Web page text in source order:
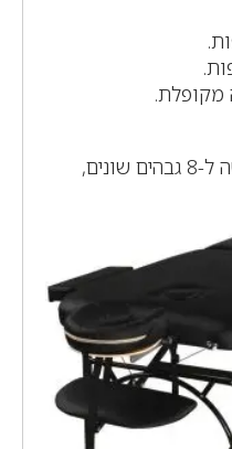
אפשרות לכיוונון גובה המיטה ל-8 גבהים שונים,